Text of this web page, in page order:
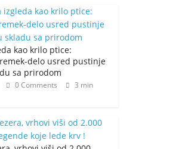
kao krilo ptice:
delo usred pustinje
sa prirodom
0 Comments
3 min